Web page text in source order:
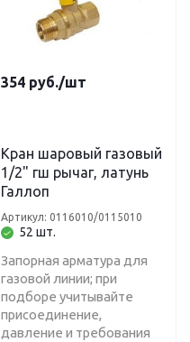
354 руб./шт
Кран шаровый газовый
1/2" гш рычаг, латунь
Галлоп
52 шт.
Артикул: 0116010/0115010
Запорная арматура для
газовой линии; при
подборе учитывайте
присоединение,
давление и требования